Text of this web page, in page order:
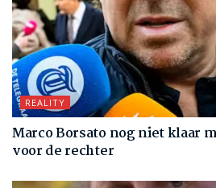
REALITY
Marco Borsato nog niet klaar
voor de rechter